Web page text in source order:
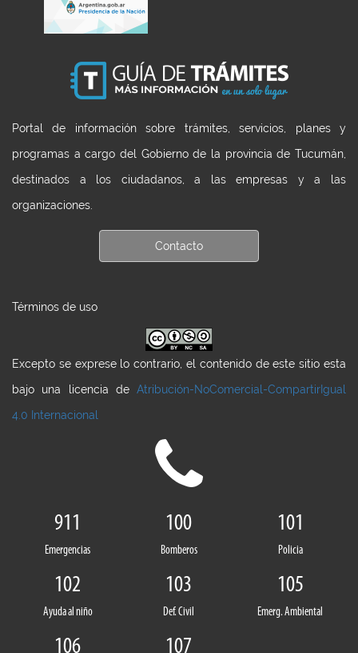
Portal de información sobre trámites, servicios, planes y
programas a cargo del Gobierno de la provincia de Tucumán,
destinados a los ciudadanos, a las empresas y a las
organizaciones.
Contacto
Términos de uso
Excepto se exprese lo contrario, el contenido de este sitio esta
bajo una licencia de Atribución-NoComercial-CompartirIgual
4.0 Internacional
911
Emergencias
100
Bomberos
101
Policia
102
Ayuda al niño
103
Def. Civil
105
Emerg. Ambiental
106 107